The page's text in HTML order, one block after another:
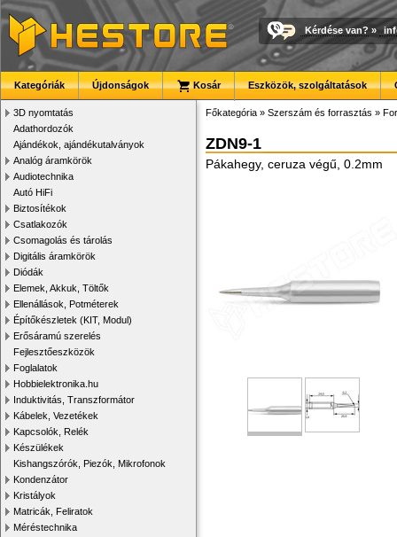
Kérdése van? »
Kategóriák Újdonságok Kosár Eszközök, szolgáltatások
3D nyomtatás
Adathordozók
Ajándékok, ajándékutalványok
Analóg áramkörök
Audiotechnika
Autó HiFi
Biztosítékok
Csatlakozók
Csomagolás és tárolás
Digitális áramkörök
Diódák
Elemek, Akkuk, Töltők
Ellenállások, Potméterek
Építőkészletek (KIT, Modul)
Erősáramú szerelés
Fejlesztőeszközök
Foglalatok
Hobbielektronika.hu
Induktivitás, Transzformátor
Kábelek, Vezetékek
Kapcsolók, Relék
Készülékek
Kishangszórók, Piezók, Mikrofonok
Kondenzátor
Kristályok
Matricák, Feliratok
Méréstechnika
Főkategória » Szerszám és forrasztás »
ZDN9-1
Pákahegy, ceruza végű, 0.2mm